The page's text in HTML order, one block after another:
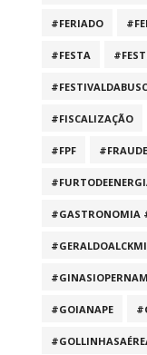
#FERIADO
#FESTA
#FISCALIZAÇÃO
#FPF #FRAUDE
#GASTRONOMIA
#GOIANAPE